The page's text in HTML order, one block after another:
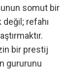
somut bir
refahı
bir prestij
gururunu